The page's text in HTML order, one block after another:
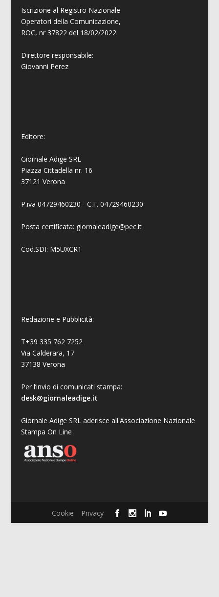
Iscrizione al Registro Nazionale
Operatori della Comunicazione,
ROC, nr 37822 del 18/02/2022
Direttore responsabile:
Giovanni Perez
Editore:
Giornale Adige SRL
Piazza Cittadella nr. 16
37121 Verona
P.iva 04729460230 - C.F. 04729460230
Posta certificata: giornaleadige@pec.it
Cod.SDI: M5UXCR1
Redazione e Pubblicità:
T+39 335 762 7252
Via Calderara, 17
37138 Verona
Per l’invio di comunicati stampa:
desk@giornaleadige.it
Giornale Adige SRL aderisce all'Associazione Nazionale
Stampa On Line
Cookie Privacy